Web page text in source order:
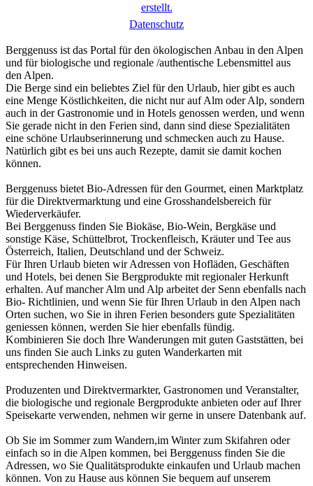
erstellt.
Datenschutz
Berggenuss ist das Portal für den ökologischen Anbau in den Alpen
und für biologische und regionale /authentische Lebensmittel aus
den Alpen.
Die Berge sind ein beliebtes Ziel für den Urlaub, hier gibt es auch
eine Menge Köstlichkeiten, die nicht nur auf Alm oder Alp, sondern
auch in der Gastronomie und in Hotels genossen werden, und wenn
Sie gerade nicht in den Ferien sind, dann sind diese Spezialitäten
eine schöne Urlaubserinnerung und schmecken auch zu Hause.
Natürlich gibt es bei uns auch Rezepte, damit sie damit kochen
können.
Berggenuss bietet Bio-Adressen für den Gourmet, einen Marktplatz
für die Direktvermarktung und eine Grosshandelsbereich für
Wiederverkäufer.
Bei Berggenuss finden Sie Biokäse, Bio-Wein, Bergkäse und
sonstige Käse, Schüttelbrot, Trockenfleisch, Kräuter und Tee aus
Österreich, Italien, Deutschland und der Schweiz.
Für Ihren Urlaub bieten wir Adressen von Hofläden, Geschäften
und Hotels, bei denen Sie Bergprodukte mit regionaler Herkunft
erhalten. Auf mancher Alm und Alp arbeitet der Senn ebenfalls nach
Bio- Richtlinien, und wenn Sie für Ihren Urlaub in den Alpen nach
Orten suchen, wo Sie in ihren Ferien besonders gute Spezialitäten
geniessen können, werden Sie hier ebenfalls fündig.
Kombinieren Sie doch Ihre Wanderungen mit guten Gaststätten, bei
uns finden Sie auch Links zu guten Wanderkarten mit
entsprechenden Hinweisen.
Produzenten und Direktvermarkter, Gastronomen und Veranstalter,
die biologische und regionale Bergprodukte anbieten oder auf Ihrer
Speisekarte verwenden, nehmen wir gerne in unsere Datenbank auf.
Ob Sie im Sommer zum Wandern,im Winter zum Skifahren oder
einfach so in die Alpen kommen, bei Berggenuss finden Sie die
Adressen, wo Sie Qualitätsprodukte einkaufen und Urlaub machen
können. Von zu Hause aus können Sie bequem auf unserem